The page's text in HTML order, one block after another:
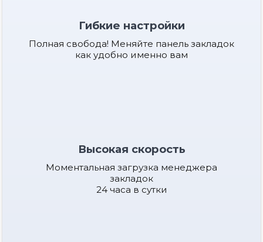
Гибкие настройки
Полная свобода! Меняйте панель закладок
как удобно именно вам
Высокая скорость
Моментальная загрузка менеджера
закладок
24 часа в сутки